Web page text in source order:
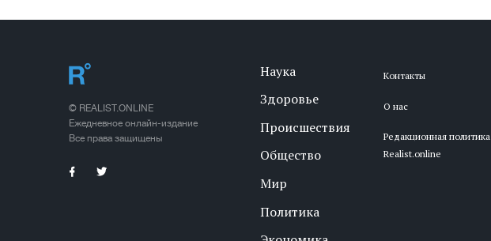
© REALIST.ONLINE
Ежедневное онлайн-издание
Все права защищены
Наука
Здоровье
Происшествия
Общество
Мир
Политика
Контакты
О нас
Редакционная политика
Realist.online